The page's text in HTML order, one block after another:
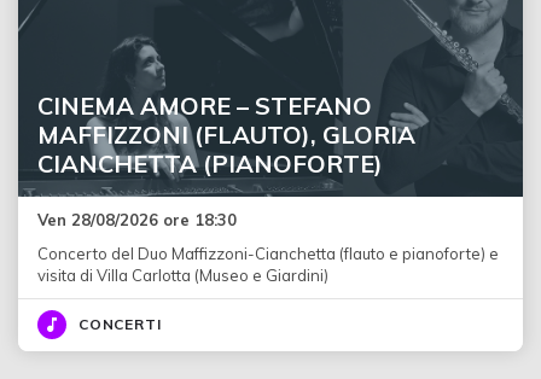
CINEMA AMORE – STEFANO
MAFFIZZONI (FLAUTO), GLORIA
CIANCHETTA (PIANOFORTE)
Ven 28/08/2026 ore 18:30
Concerto del Duo Maffizzoni-Cianchetta (flauto e pianoforte) e
visita di Villa Carlotta (Museo e Giardini)
CONCERTI